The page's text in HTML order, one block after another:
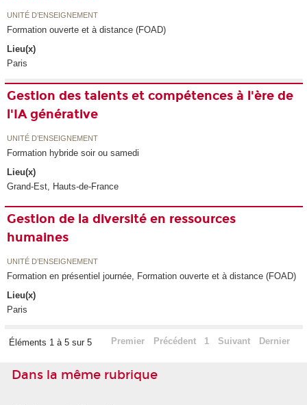
UNITÉ D’ENSEIGNEMENT
Formation ouverte et à distance (FOAD)
Lieu(x)
Paris
Gestion des talents et compétences à l'ère de
l'IA générative
UNITÉ D’ENSEIGNEMENT
Formation hybride soir ou samedi
Lieu(x)
Grand-Est, Hauts-de-France
Gestion de la diversité en ressources
humaines
UNITÉ D’ENSEIGNEMENT
Formation en présentiel journée, Formation ouverte et à distance (FOAD)
Lieu(x)
Paris
Éléments 1 à 5 sur 5 Premier Précédent 1 Suivant Dernier
Dans la même rubrique